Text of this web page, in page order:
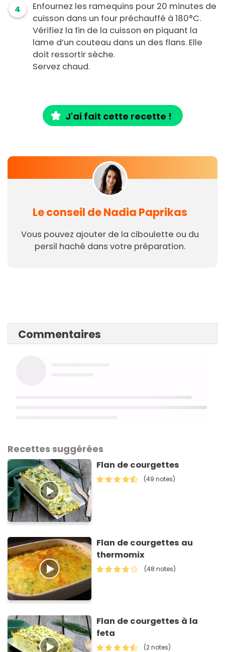
4
Enfournez les ramequins pour 20 minutes de
cuisson dans un four préchauffé à 180°C.
Vérifiez la fin de la cuisson en piquant la
lame d’un couteau dans un des flans. Elle
doit ressortir sèche.
Servez chaud.
J'ai fait cette recette !
Le conseil de Nadia Paprikas
Vous pouvez ajouter de la ciboulette ou du
persil haché dans votre préparation.
Commentaires
Recettes suggérées
Flan de courgettes
(49 notes)
Flan de courgettes au
thermomix
(48 notes)
Flan de courgettes à la
feta
(2 notes)